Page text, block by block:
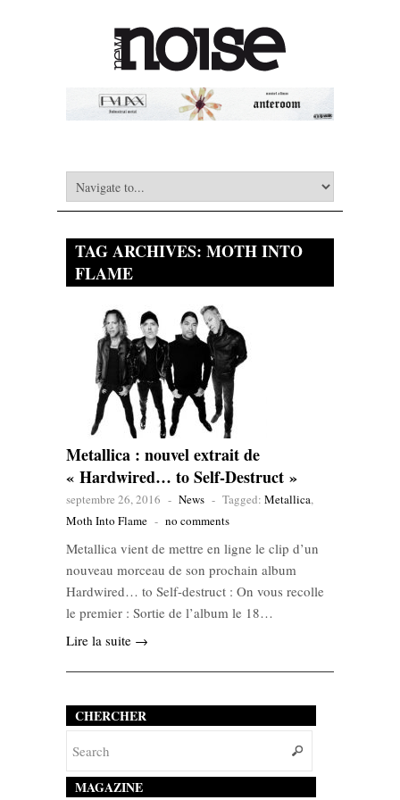
TAG ARCHIVES: MOTH INTO
FLAME
Metallica : nouvel extrait de
« Hardwired… to Self-Destruct »
septembre 26, 2016 - News - Tagged: Metallica,
Moth Into Flame - no comments
Metallica vient de mettre en ligne le clip d’un
nouveau morceau de son prochain album
Hardwired… to Self-destruct : On vous recolle
le premier : Sortie de l’album le 18…
Lire la suite →
CHERCHER
MAGAZINE